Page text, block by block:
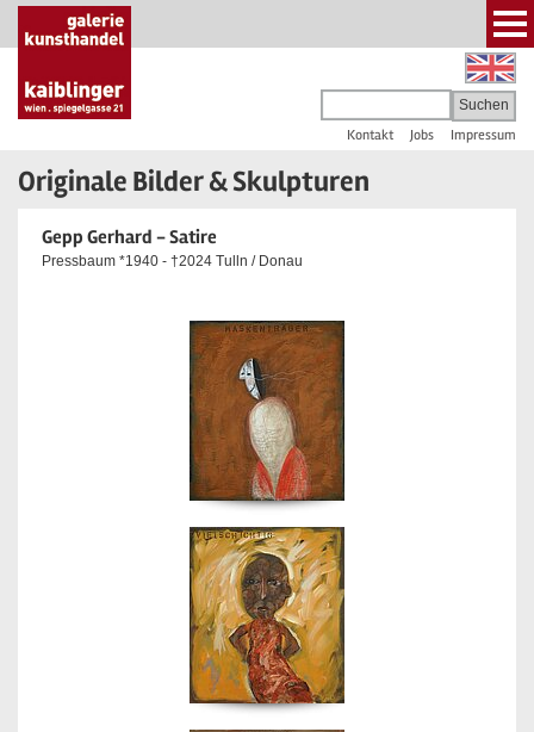
Kontakt Jobs Impressum
Originale Bilder & Skulpturen
Gepp Gerhard - Satire
Pressbaum *1940 - †2024 Tulln / Donau